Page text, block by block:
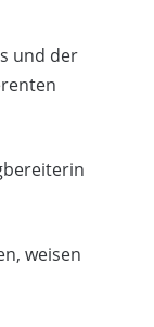
und der
weisen